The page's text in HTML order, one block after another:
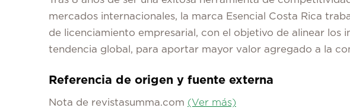
mercados internacionales, la marca Esencial Costa Rica
de licenciamiento empresarial, con el objetivo de alinear los
tendencia global, para aportar mayor valor agregado a la
Referencia de origen y fuente externa
Nota de revistasumma.com (Ver más)